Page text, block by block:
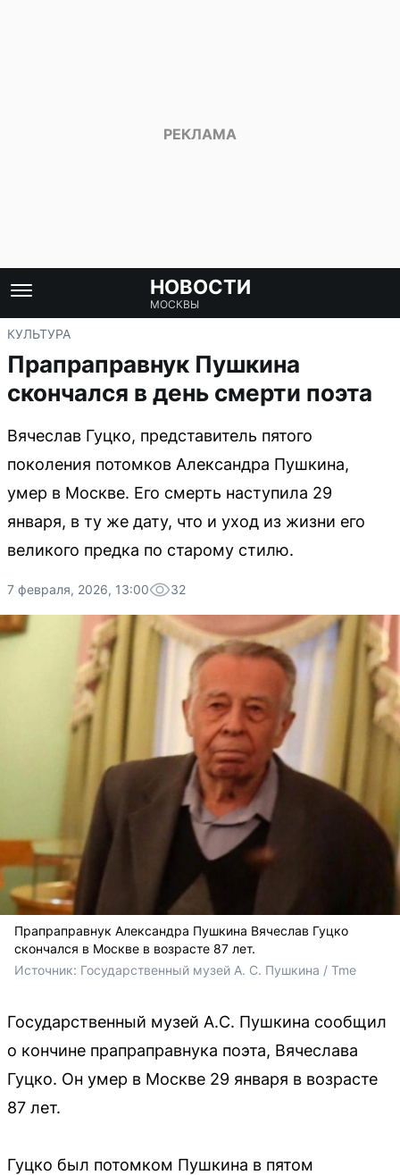
НОВОСТИ
МОСКВЫ
КУЛЬТУРА
Прапраправнук Пушкина
скончался в день смерти поэта
Вячеслав Гуцко, представитель пятого
поколения потомков Александра Пушкина,
умер в Москве. Его смерть наступила 29
января, в ту же дату, что и уход из жизни его
великого предка по старому стилю.
7 февраля, 2026, 13:00 32
Прапраправнук Александра Пушкина Вячеслав Гуцко
скончался в Москве в возрасте 87 лет.
Источник: Государственный музей А. С. Пушкина / Tme
Государственный музей А.С. Пушкина сообщил
о кончине прапраправнука поэта, Вячеслава
Гуцко. Он умер в Москве 29 января в возрасте
87 лет.
Гуцко был потомком Пушкина в пятом